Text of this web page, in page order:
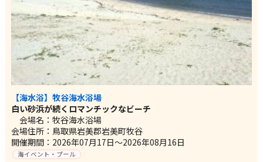
【海水浴】牧谷海水浴場
白い砂浜が続くロマンチックなビーチ
会場名：牧谷海水浴場
会場住所：鳥取県岩美郡岩美町牧谷
開催期間：2026年07月17日～2026年08月16日
海イベント・プール